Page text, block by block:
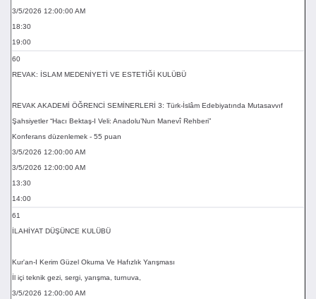
3/5/2026 12:00:00 AM
18:30
19:00
60
REVAK: İSLAM MEDENİYETİ VE ESTETİĞİ KULÜBÜ
REVAK AKADEMİ ÖĞRENCİ SEMİNERLERİ 3: Türk-İslâm Edebiyatında Mutasavvıf
Şahsiyetler “Hacı Bektaş-I Veli: Anadolu’Nun Manevî Rehberi”
Konferans düzenlemek - 55 puan
3/5/2026 12:00:00 AM
3/5/2026 12:00:00 AM
13:30
14:00
61
İLAHİYAT DÜŞÜNCE KULÜBÜ
Kur'an-I Kerim Güzel Okuma Ve Hafızlık Yarışması
İl içi teknik gezi, sergi, yarışma, turnuva,
3/5/2026 12:00:00 AM